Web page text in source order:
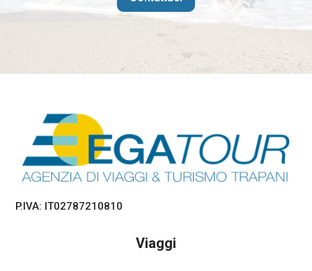
P.IVA: IT02787210810
Viaggi